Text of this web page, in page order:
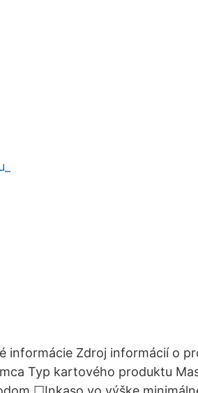
informácie Zdroj informácií o
Typ kartového produktu